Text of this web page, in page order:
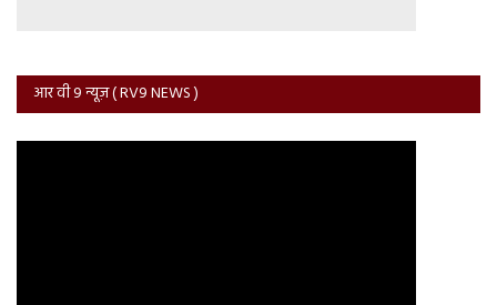
आर वी 9 न्यूज़ ( RV9 NEWS )